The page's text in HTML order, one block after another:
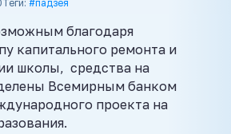
Теги: #падзея
благодаря
капитального ремонта и
школы, средства на
Всемирным банком
проекта на